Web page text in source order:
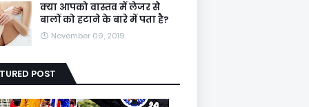
क्या आपको वास्तव में लेजर से
बालों को हटाने के बारे में पता है?
November 09, 2019
POST